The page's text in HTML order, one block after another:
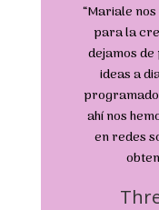
“Mariale
para la
dejamos
ideas a
ahí nos
en redes